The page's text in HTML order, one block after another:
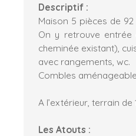
Descriptif :
Maison 5 pièces de
On y retrouve
cheminée existant),
avec rangements, wc.
Combles
A l’extérieur, terrain
Les Atouts :